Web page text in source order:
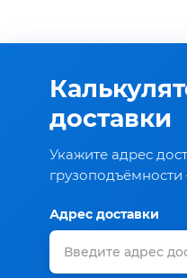
доставки
Укажите адрес
Адрес доставки